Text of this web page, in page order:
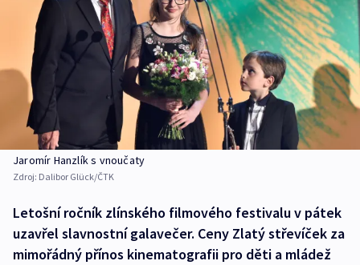
Jaromír Hanzlík s vnoučaty
Zdroj: Dalibor Glück/ČTK
Letošní ročník zlínského filmového festivalu v pátek
uzavřel slavnostní galavečer. Ceny Zlatý střevíček za
mimořádný přínos kinematografii pro děti a mládež